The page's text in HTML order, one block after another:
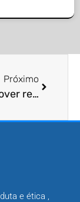
Próximo
Como remover restos de alimentos para evitar pragas?
e ética ,